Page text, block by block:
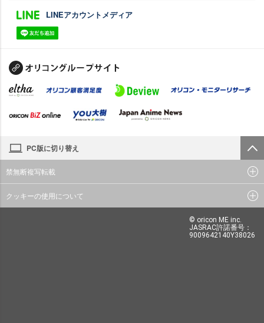
LINEアカウントメディア
PC版に切り替え
禁無断複写転載
クッキーの使用について
© oricon ME inc.
JASRAC許諾番号：
9009642140Y38026